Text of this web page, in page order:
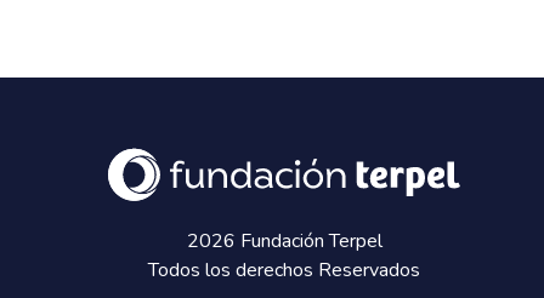
2026 Fundación Terpel
Todos los derechos Reservados